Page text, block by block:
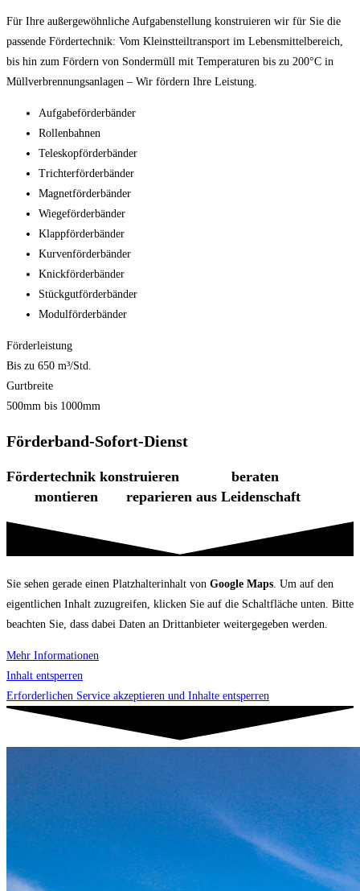
Für Ihre außergewöhnliche Aufgabenstellung konstruieren wir für Sie die
passende Fördertechnik: Vom Kleinstteiltransport im Lebensmittelbereich,
bis hin zum Fördern von Sondermüll mit Temperaturen bis zu 200°C in
Müllverbrennungsanlagen – Wir fördern Ihre Leistung.
Aufgabeförderbänder
Rollenbahnen
Teleskopförderbänder
Trichterförderbänder
Magnetförderbänder
Wiegeförderbänder
Klappförderbänder
Kurvenförderbänder
Knickförderbänder
Stückgutförderbänder
Modulförderbänder
Förderleistung
Bis zu 650 m³/Std.
Gurtbreite
500mm bis 1000mm
Förderband-Sofort-Dienst
Fördertechnik konstruieren
beraten
montieren
reparieren aus Leidenschaft
Sie sehen gerade einen Platzhalterinhalt von Google Maps. Um auf den
eigentlichen Inhalt zuzugreifen, klicken Sie auf die Schaltfläche unten. Bitte
beachten Sie, dass dabei Daten an Drittanbieter weitergegeben werden.
Mehr Informationen
Inhalt entsperren
Erforderlichen Service akzeptieren und Inhalte entsperren